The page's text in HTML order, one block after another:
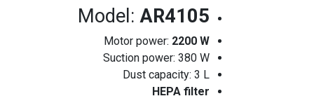
Model: AR4105
Motor power: 2200 W
Suction power: 380 W
Dust capacity: 3 L
HEPA filter